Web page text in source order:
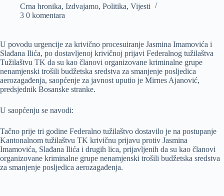
Crna hronika, Izdvajamo, Politika, Vijesti
3 0 komentara
U povodu urgencije za krivično procesuiranje Jasmina Imamovića i
Slađana Ilića, po dostavljenoj krivičnoj prijavi Federalnog tužilaštva
Tužilaštvu TK da su kao članovi organizovane kriminalne grupe
nenamjenski trošili budžetska sredstva za smanjenje posljedica
aerozagađenja, saopćenje za javnost uputio je Mirnes Ajanović,
predsjednik Bosanske stranke.
U saopćenju se navodi:
Tačno prije tri godine Federalno tužilaštvo dostavilo je na postupanje
Kantonalnom tužilaštvu TK krivičnu prijavu protiv Jasmina
Imamovića, Slađana Ilića i drugih lica, prijavljenih da su kao članovi
organizovane kriminalne grupe nenamjenski trošili budžetska sredstva
za smanjenje posljedica aerozagađenja.